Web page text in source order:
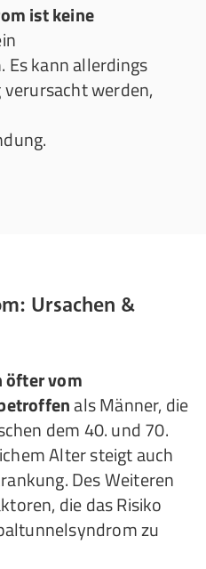
ist keine
kann allerdings
werden,
Ursachen &
öfter vom
als Männer, die
dem 40. und 70.
Alter steigt auch
Des Weiteren
die das Risiko
zu